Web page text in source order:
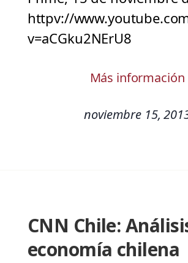
httpv://
v=aCGku2NErU8
Más información
noviembre 15,
CNN Chile:
economía chilena